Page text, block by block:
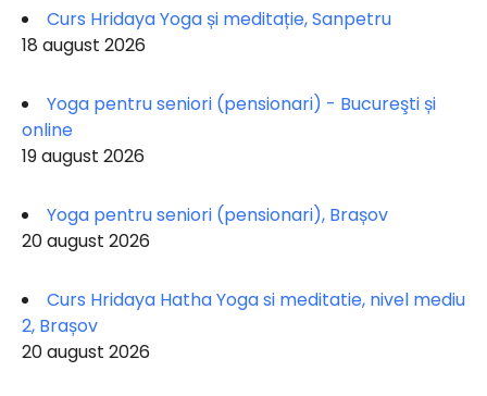
Curs Hridaya Yoga și meditație, Sanpetru
18 august 2026
Yoga pentru seniori (pensionari) - Bucureşti și
online
19 august 2026
Yoga pentru seniori (pensionari), Brașov
20 august 2026
Curs Hridaya Hatha Yoga si meditatie, nivel mediu
2, Brașov
20 august 2026